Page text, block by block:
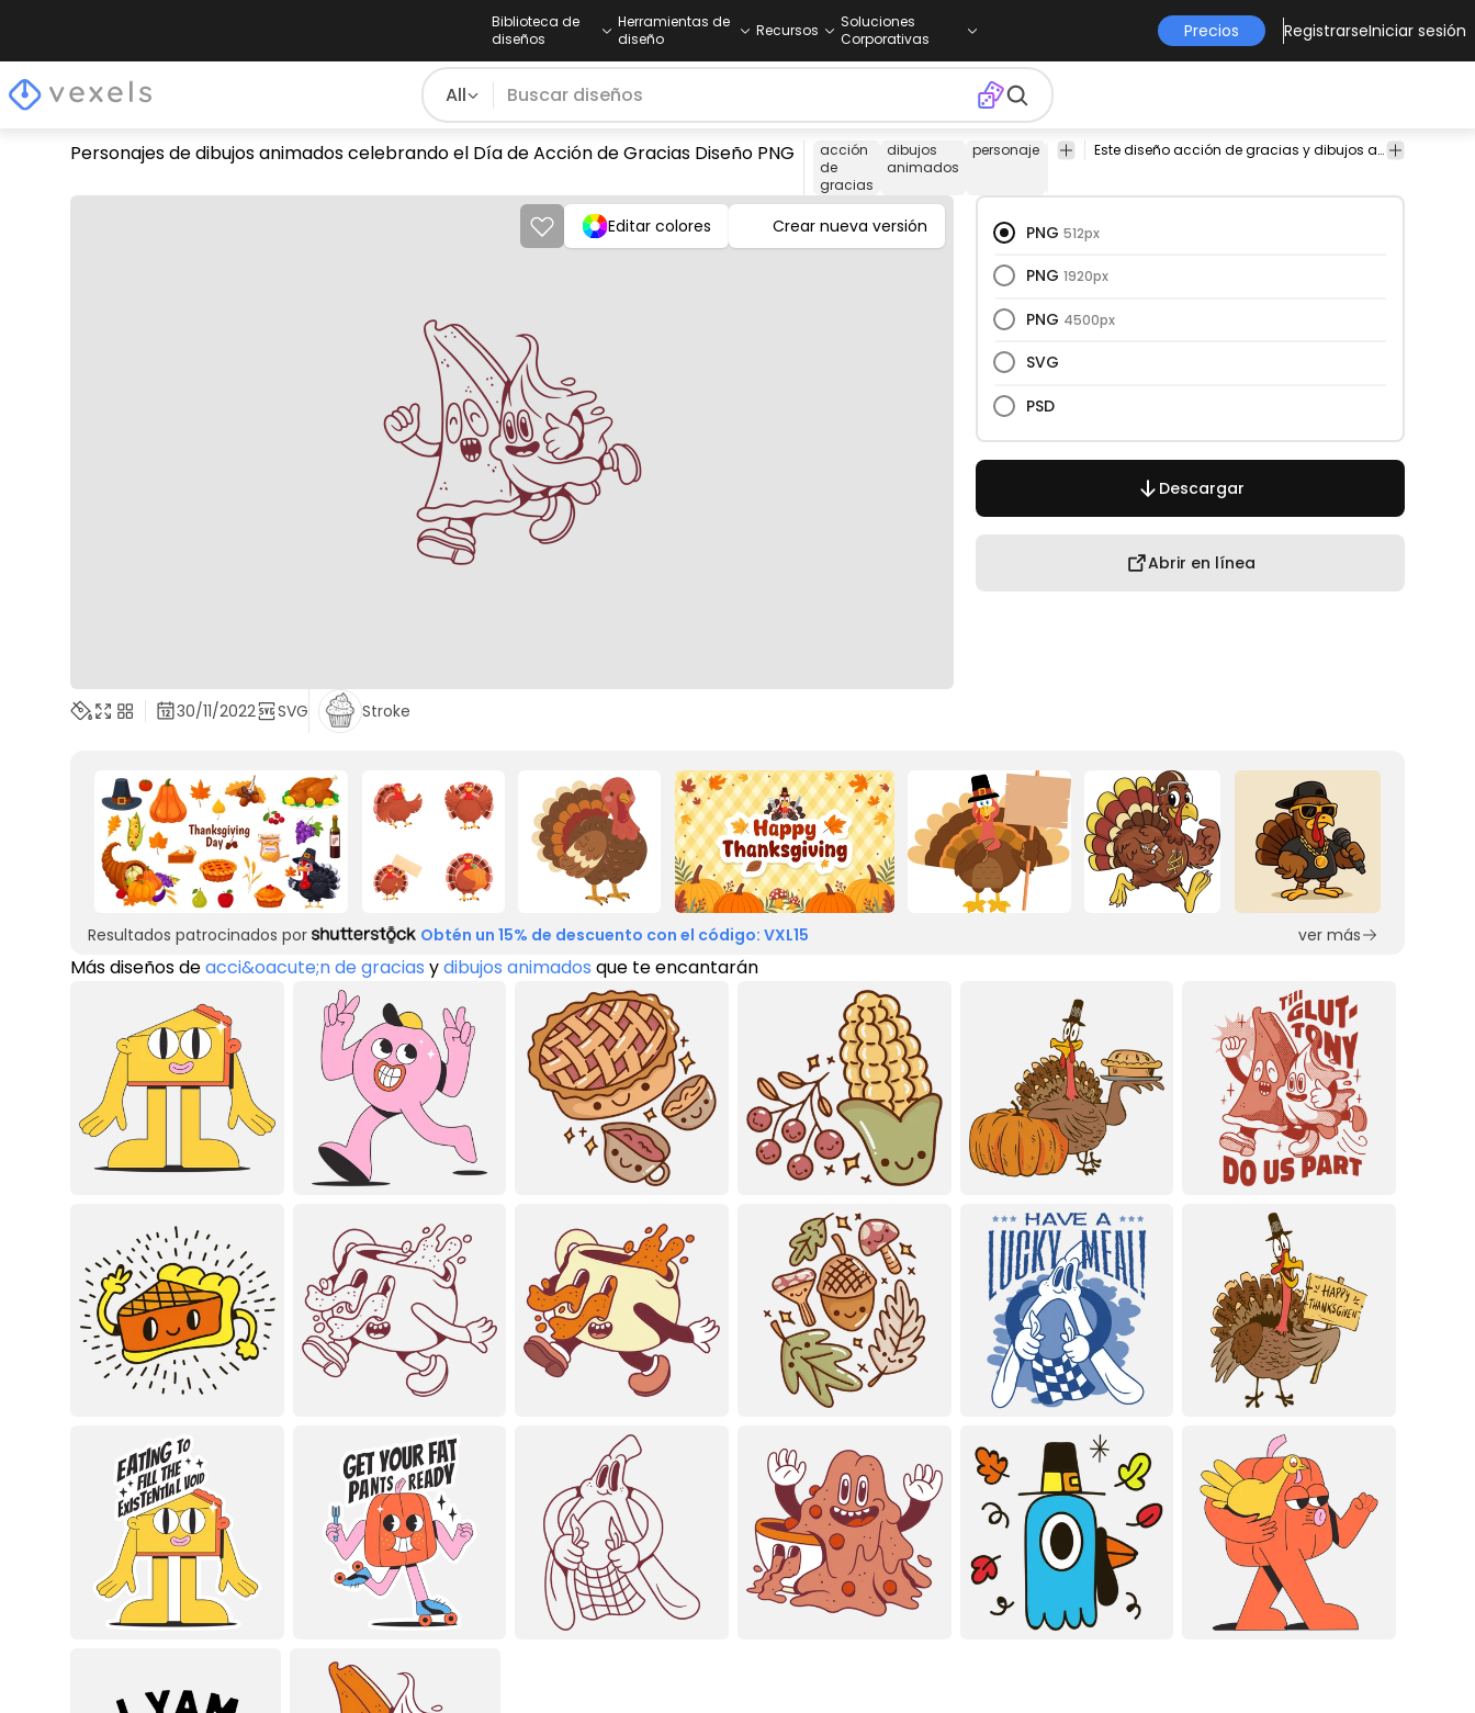
Biblioteca de
diseños
Herramientas de
diseño
Recursos
Soluciones
Corporativas
Precios RegistrarseIniciar sesión
All
Personajes de dibujos animados celebrando el Día de Acción de Gracias Diseño PNG
acción
de
gracias
dibujos
animados
personaje gracioso gratitud agradecido apreciación alegría
Este diseño acción de gracias y dibujos animados es perfecto para tu próximo proyecto. Úsalo en productos de merchandising, sitios web, redes sociales y más. ¡Te encantará!
Editar colores Crear nueva versión PNG 512px
PNG 1920px
PNG 4500px
SVG
PSD
Descargar
Abrir en línea
30/11/2022 SVG Stroke
Resultados patrocinados por Obtén un 15% de descuento con el código: VXL15 ver más
Más diseños deacci&oacute;n de gracias ydibujos animados que te encantarán